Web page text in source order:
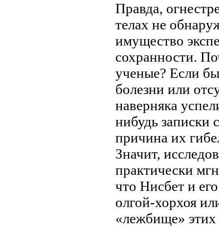
Правда,
телах не
имущество
сохранности.
ученые? Если
болезни или
наверняка
нибудь записки
причина их
Значит,
практически
что Нисбет и
олгой-хорхоя
«лежбище» этих